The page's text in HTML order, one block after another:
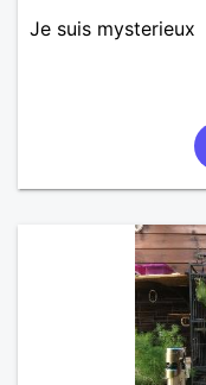
Je suis mysterieux